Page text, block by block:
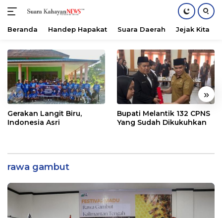
konten
Beranda Handep Hapakat Suara Daerah Jejak Kita
« »
Gerakan Langit Biru,
Indonesia Asri
Bupati Melantik 132 CPNS
Yang Sudah Dikukuhkan
rawa gambut